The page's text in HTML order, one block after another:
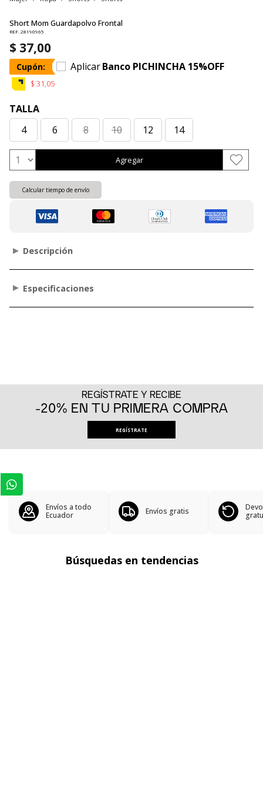
Short Mom Guardapolvo Frontal
REF. 28190965
$ 37,00
Cupón: AplicarBanco PICHINCHA 15%OFF
$ 31,05
TALLA
4
6 8 10 12 14
Agregar
Calcular tiempo de envío
Descripción
Especificaciones
REGÍSTRATE Y RECIBE
-20% EN TU PRIMERA COMPRA
REGÍSTRATE
Envíos a todo
Ecuador
Envíos gratis
Búsquedas en tendencias